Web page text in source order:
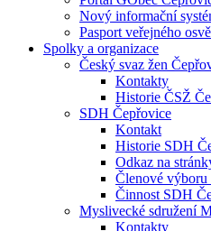
Nový informační
Pasport veřejného
Spolky a organizace
Český svaz žen
Kontakty
Historie ČSŽ
SDH Čepřovice
Kontakt
Historie SDH
Odkaz na
Členové
Činnost SDH
Myslivecké sdružení
Kontakty